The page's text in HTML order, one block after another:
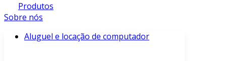
Produtos
Sobre nós
Aluguel e locação de computador